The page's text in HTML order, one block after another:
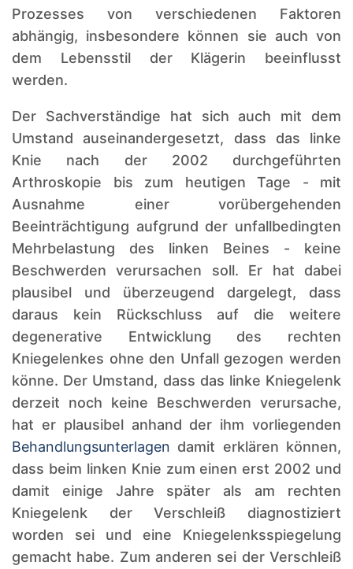
Prozesses von verschiedenen Faktoren
abhängig, insbesondere können sie auch von
dem Lebensstil der Klägerin beeinflusst
werden.
Der Sachverständige hat sich auch mit dem
Umstand auseinandergesetzt, dass das linke
Knie nach der 2002 durchgeführten
Arthroskopie bis zum heutigen Tage - mit
Ausnahme einer vorübergehenden
Beeinträchtigung aufgrund der unfallbedingten
Mehrbelastung des linken Beines - keine
Beschwerden verursachen soll. Er hat dabei
plausibel und überzeugend dargelegt, dass
daraus kein Rückschluss auf die weitere
degenerative Entwicklung des rechten
Kniegelenkes ohne den Unfall gezogen werden
könne. Der Umstand, dass das linke Kniegelenk
derzeit noch keine Beschwerden verursache,
hat er plausibel anhand der ihm vorliegenden
Behandlungsunterlagen damit erklären können,
dass beim linken Knie zum einen erst 2002 und
damit einige Jahre später als am rechten
Kniegelenk der Verschleiß diagnostiziert
worden sei und eine Kniegelenksspiegelung
gemacht habe. Zum anderen sei der Verschleiß